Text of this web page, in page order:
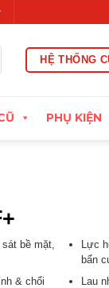
vòng 15 ngày đầu
HỆ THỐNG
PHỤ KIỆN
bề mặt,
Lực
bẩn
& chổi
Lau